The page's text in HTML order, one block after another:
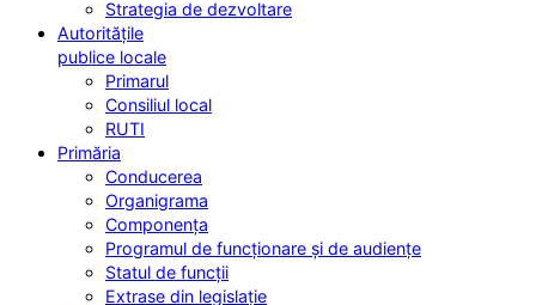
Strategia de dezvoltare
Autoritățile
publice locale
Primarul
Consiliul local
RUTI
Primăria
Conducerea
Organigrama
Componența
Programul de funcționare și de audiențe
Statul de funcții
Extrase din legislație